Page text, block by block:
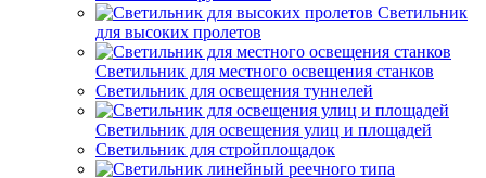
Светильник
для высоких пролетов
Светильник для местного освещения станков
Светильник для освещения туннелей
Светильник для освещения улиц и площадей
Светильник для стройплощадок